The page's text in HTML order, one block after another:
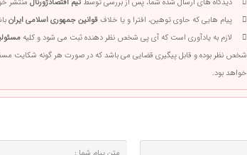
دیدگاه های ارسال شده شما، پس از بررسی توسط تیم اقتصادژورنال منتشر
پیام هایی که حاوی توهین، افترا و یا خلاف قوانین جمهوری اسلامی ایران
لازم به یادآوری است که آی پی شخص نظر دهنده ثبت می شود و کلیه
شخص نظر بوده و قابل پیگیری قضایی می باشد که در صورت هر گونه شکایت
خواهد بود.